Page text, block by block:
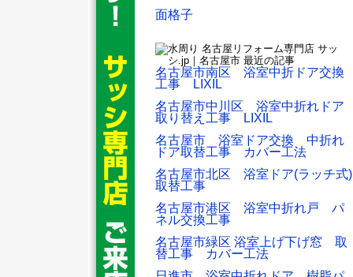
面格子
名古屋市南区 浴室中折ドア交換
工事 LIXIL
名古屋市中川区 浴室中折れドア
取り替え工事 LIXIL
名古屋市 浴室ドア交換 中折れ
ドア取替工事 カバー工法
名古屋市北区 浴室ドア(ラッチ式)
取替工事
名古屋市港区 浴室中折れ戸 パ
ネル交換工事
名古屋市緑区 浴室上げ下げ窓 取
替工事 カバー工法